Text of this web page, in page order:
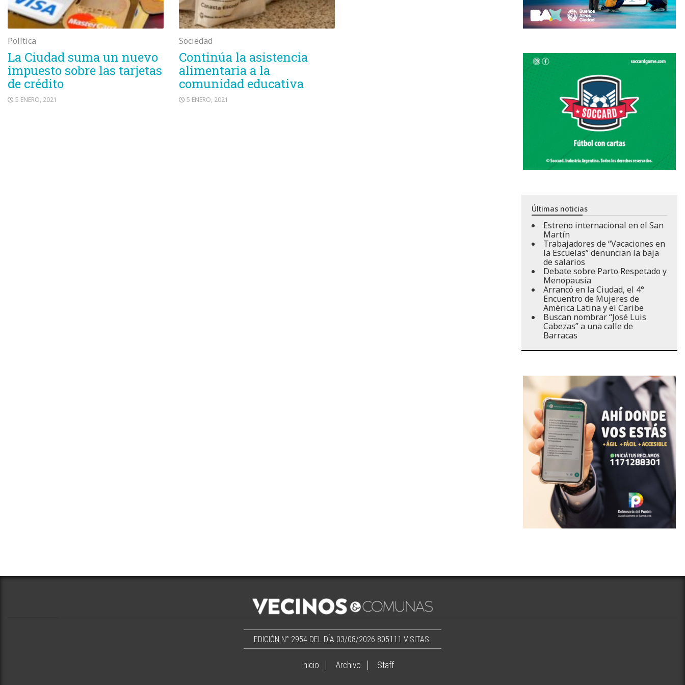
Política
La Ciudad suma un nuevo
impuesto sobre las tarjetas
de crédito
5 ENERO, 2021
Sociedad
Continúa la asistencia
alimentaria a la
comunidad educativa
5 ENERO, 2021
Últimas noticias
Estreno internacional en el San
Martín
Trabajadores de “Vacaciones en
la Escuelas” denuncian la baja
de salarios
Debate sobre Parto Respetado y
Menopausia
Arrancó en la Ciudad, el 4°
Encuentro de Mujeres de
América Latina y el Caribe
Buscan nombrar “José Luis
Cabezas” a una calle de
Barracas
EDICIÓN N° 2954 DEL DÍA 03/08/2026 805111 VISITAS.
Inicio Archivo Staff